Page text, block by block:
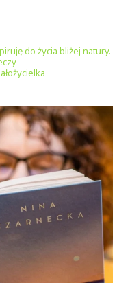
do życia bliżej natury.